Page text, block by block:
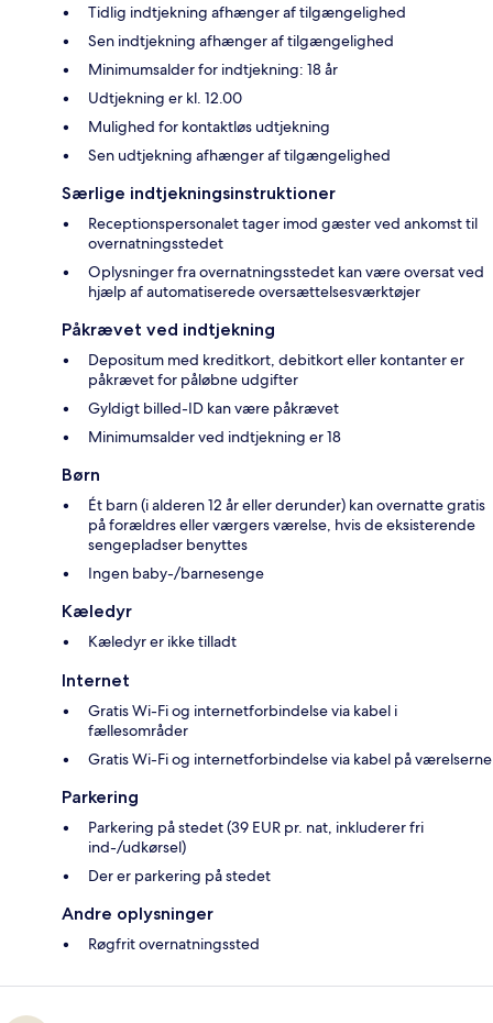
Tidlig indtjekning afhænger af tilgængelighed
Sen indtjekning afhænger af tilgængelighed
Minimumsalder for indtjekning: 18 år
Udtjekning er kl. 12.00
Mulighed for kontaktløs udtjekning
Sen udtjekning afhænger af tilgængelighed
Særlige indtjekningsinstruktioner
Receptionspersonalet tager imod gæster ved ankomst til
overnatningsstedet
Oplysninger fra overnatningsstedet kan være oversat ved
hjælp af automatiserede oversættelsesværktøjer
Påkrævet ved indtjekning
Depositum med kreditkort, debitkort eller kontanter er
påkrævet for påløbne udgifter
Gyldigt billed-ID kan være påkrævet
Minimumsalder ved indtjekning er 18
Børn
Ét barn (i alderen 12 år eller derunder) kan overnatte gratis
på forældres eller værgers værelse, hvis de eksisterende
sengepladser benyttes
Ingen baby-/barnesenge
Kæledyr
Kæledyr er ikke tilladt
Internet
Gratis Wi-Fi og internetforbindelse via kabel i
fællesområder
Gratis Wi-Fi og internetforbindelse via kabel på værelserne
Parkering
Parkering på stedet (39 EUR pr. nat, inkluderer fri
ind-/udkørsel)
Der er parkering på stedet
Andre oplysninger
Røgfrit overnatningssted